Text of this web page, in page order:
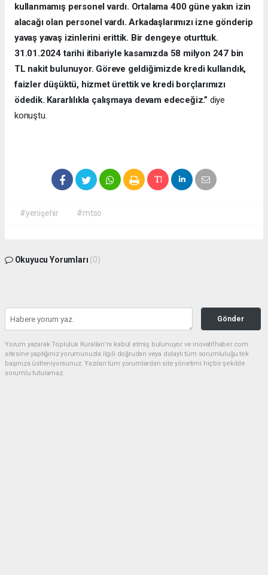
kullanmamış personel vardı. Ortalama 400 güne yakın izin
alacağı olan personel vardı. Arkadaşlarımızı izne gönderip
yavaş yavaş izinlerini erittik. Bir dengeye oturttuk.
31.01.2024 tarihi itibariyle kasamızda 58 milyon 247 bin
TL nakit bulunuyor. Göreve geldiğimizde kredi kullandık,
faizler düşüktü, hizmet ürettik ve kredi borçlarımızı
ödedik. Kararlılıkla çalışmaya devam edeceğiz.” diye
konuştu.
#yenişehir #mtso
Okuyucu Yorumları (0)
Gönder
Yorum yazarak Topluluk Kuralları’nı kabul etmiş bulunuyor ve inovatifhaber.com
sitesine yaptığınız yorumunuzla ilgili doğrudan veya dolaylı tüm sorumluluğu tek
başınıza üstleniyorsunuz. Yazılan tüm yorumlardan site yönetimi hiçbir şekilde
sorumlu tutulamaz.